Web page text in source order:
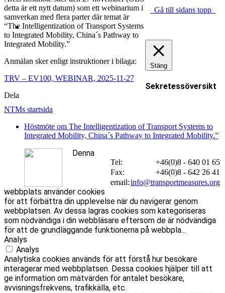
detta är ett nytt datum) som ett webinarium i
samverkan med flera parter där temat är
“The Intelligentization of Transport Systems
to Integrated Mobility, China´s Pathway to
Integrated Mobility.”
Anmälan sker enligt instruktioner i bilaga:
TRV – EV100, WEBINAR, 2025-11-27
Dela
NTMs startsida
Höstmöte om The Intelligentization of Transport Systems to
Integrated Mobility, China´s Pathway to Integrated Mobility.”
Gå till sidans topp
Tel:
+46(0)8 - 640 01 65
Fax:
+46(0)8 - 642 26 41
email:info@transportmeasures.org
Stäng
Sekretessöversikt
Denna
webbplats använder cookies
för att förbättra din upplevelse när du navigerar genom
webbplatsen. Av dessa lagras cookies som kategoriseras
som nödvändiga i din webbläsare eftersom de är nödvändiga
för att de grundläggande funktionerna på webbpla...
Analys
Analys
Analytiska cookies används för att förstå hur besökare
interagerar med webbplatsen. Dessa cookies hjälper till att
ge information om mätvärden för antalet besökare,
avvisningsfrekvens, trafikkälla, etc.